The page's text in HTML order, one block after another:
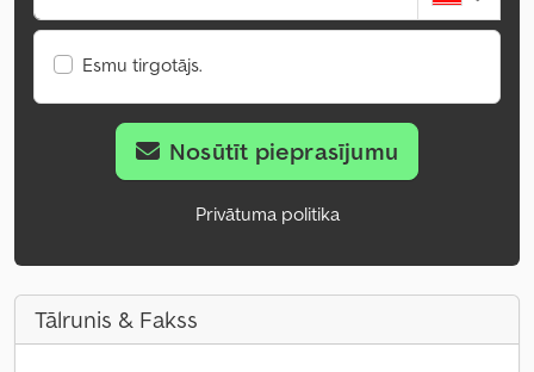
Esmu tirgotājs.
Nosūtīt pieprasījumu
Privātuma politika
Tālrunis & Fakss